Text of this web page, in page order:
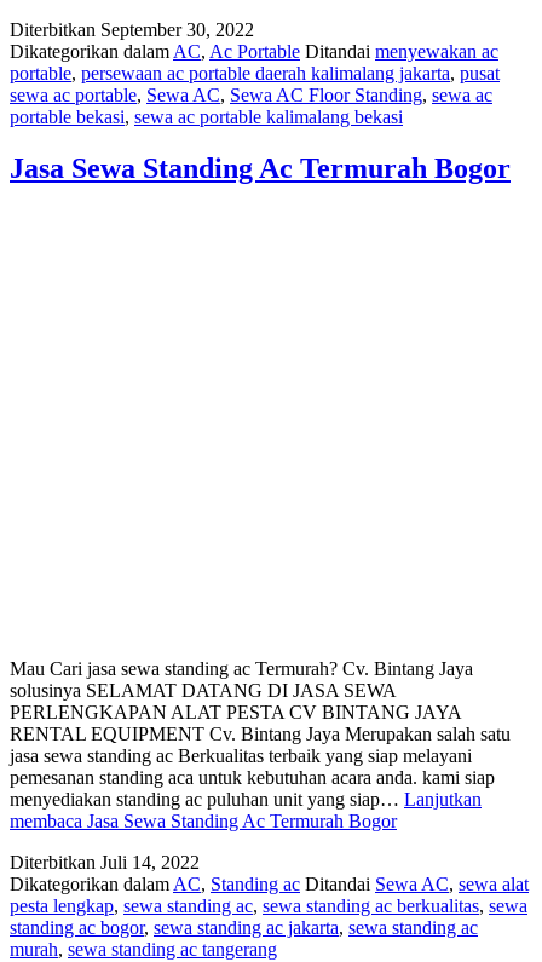
Diterbitkan September 30, 2022
Dikategorikan dalam AC, Ac Portable Ditandai menyewakan ac
portable, persewaan ac portable daerah kalimalang jakarta, pusat
sewa ac portable, Sewa AC, Sewa AC Floor Standing, sewa ac
portable bekasi, sewa ac portable kalimalang bekasi
Jasa Sewa Standing Ac Termurah Bogor
Mau Cari jasa sewa standing ac Termurah? Cv. Bintang Jaya
solusinya SELAMAT DATANG DI JASA SEWA
PERLENGKAPAN ALAT PESTA CV BINTANG JAYA
RENTAL EQUIPMENT Cv. Bintang Jaya Merupakan salah satu
jasa sewa standing ac Berkualitas terbaik yang siap melayani
pemesanan standing aca untuk kebutuhan acara anda. kami siap
menyediakan standing ac puluhan unit yang siap… Lanjutkan
membaca Jasa Sewa Standing Ac Termurah Bogor
Diterbitkan Juli 14, 2022
Dikategorikan dalamAC, Standing ac Ditandai Sewa AC, sewa alat
pesta lengkap, sewa standing ac, sewa standing ac berkualitas, sewa
standing ac bogor, sewa standing ac jakarta, sewa standing ac
murah, sewa standing ac tangerang